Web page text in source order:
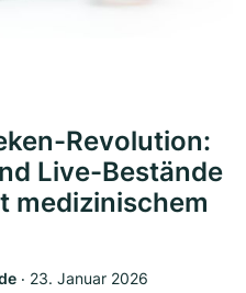
Revolution:
Live-Bestände
medizinischem
‧ 23. Januar 2026